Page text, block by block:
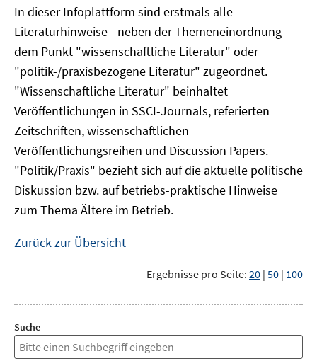
In dieser Infoplattform sind erstmals alle
Literaturhinweise - neben der Themeneinordnung -
dem Punkt "wissenschaftliche Literatur" oder
"politik-/praxisbezogene Literatur" zugeordnet.
"Wissenschaftliche Literatur" beinhaltet
Veröffentlichungen in SSCI-Journals, referierten
Zeitschriften, wissenschaftlichen
Veröffentlichungsreihen und Discussion Papers.
"Politik/Praxis" bezieht sich auf die aktuelle politische
Diskussion bzw. auf betriebs-praktische Hinweise
zum Thema Ältere im Betrieb.
Zurück zur Übersicht
Ergebnisse pro Seite: 20 | 50 | 100
Suche